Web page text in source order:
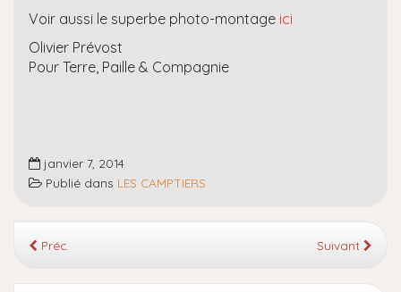
Voir aussi le superbe photo-montage ici
Olivier Prévost
Pour Terre, Paille & Compagnie
janvier 7, 2014
Publié dans LES CAMPTIERS
Préc. Suivant